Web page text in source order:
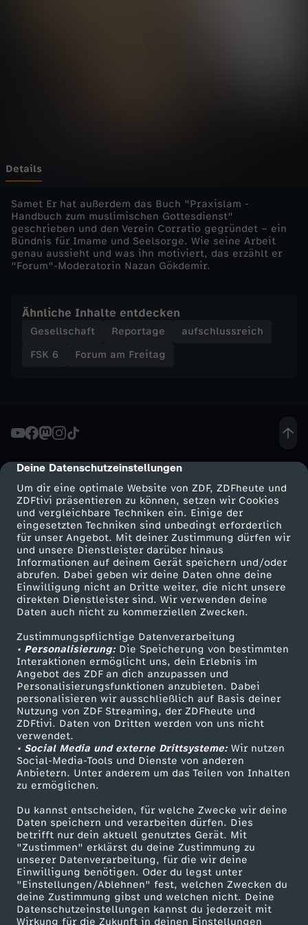
cmp-dialog-description
Deine Datenschutzeinstellungen
Um dir eine optimale Website von ZDF, ZDFheute und
ZDFtivi präsentieren zu können, setzen wir Cookies
und vergleichbare Techniken ein. Einige der
eingesetzten Techniken sind unbedingt erforderlich
für unser Angebot. Mit deiner Zustimmung dürfen wir
und unsere Dienstleister darüber hinaus
Informationen auf deinem Gerät speichern und/oder
abrufen. Dabei geben wir deine Daten ohne deine
Einwilligung nicht an Dritte weiter, die nicht unsere
direkten Dienstleister sind. Wir verwenden deine
Daten auch nicht zu kommerziellen Zwecken.
Zustimmungspflichtige Datenverarbeitung
• Personalisierung:Die Speicherung von bestimmten
Interaktionen ermöglicht uns, dein Erlebnis im
Angebot des ZDF an dich anzupassen und
Personalisierungsfunktionen anzubieten. Dabei
personalisieren wir ausschließlich auf Basis deiner
Nutzung von ZDF Streaming, der ZDFheute und
ZDFtivi. Daten von Dritten werden von uns nicht
verwendet.
• Social Media und externe Drittsysteme:Wir nutzen
Social-Media-Tools und Dienste von anderen
Anbietern. Unter anderem um das Teilen von Inhalten
zu ermöglichen.
Du kannst entscheiden, für welche Zwecke wir deine
Daten speichern und verarbeiten dürfen. Dies
betrifft nur dein aktuell genutztes Gerät. Mit
"Zustimmen" erklärst du deine Zustimmung zu
unserer Datenverarbeitung, für die wir deine
Einwilligung benötigen. Oder du legst unter
"Einstellungen/Ablehnen" fest, welchen Zwecken du
deine Zustimmung gibst und welchen nicht. Deine
Datenschutzeinstellungen kannst du jederzeit mit
Wirkung für die Zukunft in deinen Einstellungen
a
g
-
D
e
-
d
i
k
a
l
i
s
i
e
r
u
n
g
s
b
Details
Samet Er hat außerdem das Buch "Praxislam -
Handbuch zum muslimischen Gottesdienst"
geschrieben und den Verein Corratio gegründet – ein
Bündnis für Imame und Seelsorge. Wie seine Arbeit
genau aussieht und was ihn motiviert, das erzählt er
"Forum"-Moderatorin Nazan Gökdemir.
Ähnliche Inhalte entdecken
Gesellschaft Reportage
aufschlussreich
FSK 6
Forum am Freitag
Mehr ZDF
ZDF-Apps
Smart TV
ZDFtext
Livestreams
Sendungen A-Z
TV-Programm
Service
ZDFmitreden
Kontakt zum ZDF
Tickets
Zuschauerservice
Hilfe
ZDF Unternehmen
Karriere
ZDF goes Schule
Werbefernsehen
Mainzelmännchen